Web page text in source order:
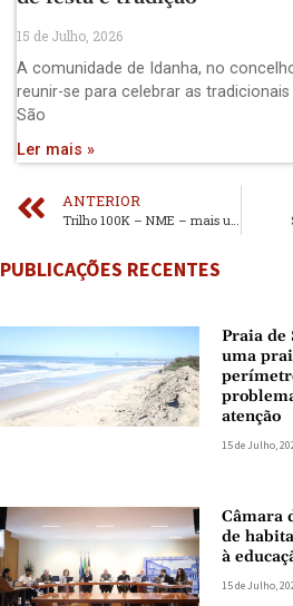
15 de Julho, 2026
A comunidade de Idanha, no
reunir-se para celebrar as
São
Ler mais »
ANTERIOR
Trilho 100K – NME – mais uma opção para fazer exercício ao ar livre em Espinho
PUBLICAÇÕES RECENTES
Praia de
uma
atenção
15 de Julho,
Câmara
de
à
15 de Julho,